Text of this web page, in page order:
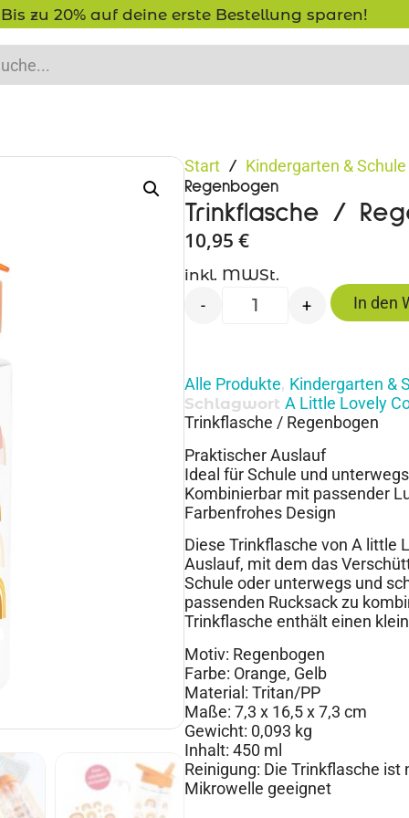
Bis zu 20% auf deine erste Bestellung sparen!
Start / Kindergarten & Schule
Regenbogen
Trinkflasche /
10,95 €
inkl. MWSt.
- + In den
Alle Produkte, Kindergarten &
Schlagwort A Little Lovely
Trinkflasche / Regenbogen
Praktischer Auslauf
Ideal für Schule und unterwegs
Kombinierbar mit passender
Farbenfrohes Design
Diese Trinkflasche von A little
Auslauf, mit dem das
Schule oder unterwegs und
passenden Rucksack zu
Trinkflasche enthält einen
Motiv: Regenbogen
Farbe: Orange, Gelb
Material: Tritan/PP
Maße: 7,3 x 16,5 x 7,3 cm
Gewicht: 0,093 kg
Inhalt: 450 ml
Reinigung: Die Trinkflasche
Mikrowelle geeignet